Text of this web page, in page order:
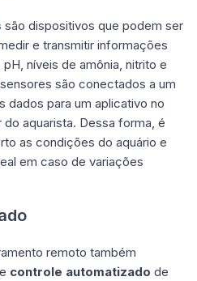
são dispositivos que podem ser
e transmitir informações
níveis de amônia, nitrito e
são conectados a um
dados para um aplicativo no
aquarista. Dessa forma, é
as condições do aquário e
em caso de variações
remoto também
controle automatizado de